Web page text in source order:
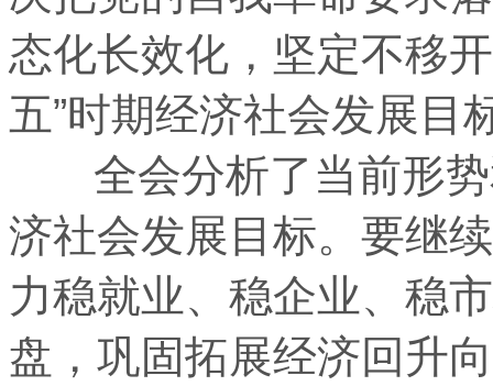
态化长效化，坚定不移
五”时期经济社会发展目
全会分析了当前形势
济社会发展目标。要继
力稳就业、稳企业、稳
盘，巩固拓展经济回升